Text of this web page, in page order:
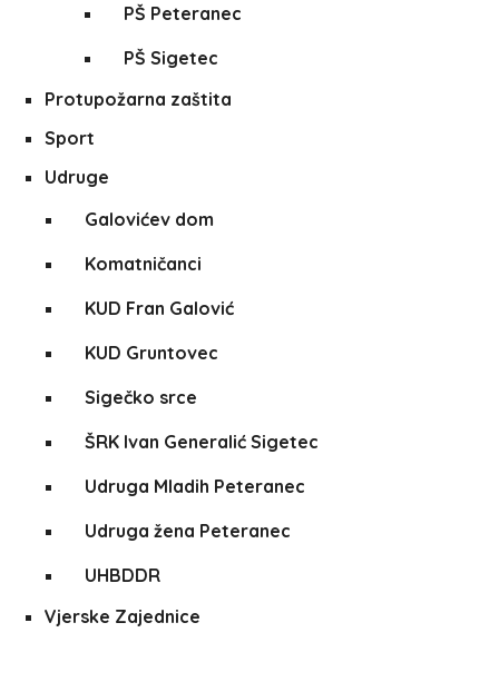
PŠ Peteranec
PŠ Sigetec
Protupožarna zaštita
Sport
Udruge
Galovićev dom
Komatničanci
KUD Fran Galović
KUD Gruntovec
Sigečko srce
ŠRK Ivan Generalić Sigetec
Udruga Mladih Peteranec
Udruga žena Peteranec
UHBDDR
Vjerske Zajednice